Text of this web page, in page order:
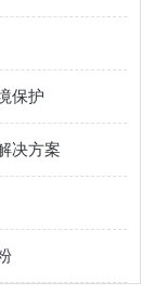
保护
决方案